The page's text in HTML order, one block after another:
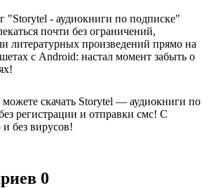
"Storytel - аудиокниги по подписке"
почти без ограничений,
литературных произведений прямо на
с Android: настал момент забыть о
скачать Storytel — аудиокниги по
регистрации и отправки смс! С
без вирусов!
0